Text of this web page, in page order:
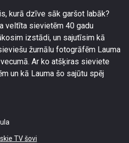
kurā dzīve sāk garšot labāk?
veltīta sievietēm 40 gadu
izstādi, un sajutīsim kā
žurnālu fotogrāfēm Lauma
Ar ko atšķiras sieviete
un kā Lauma šo sajūtu spēj
TV šovi